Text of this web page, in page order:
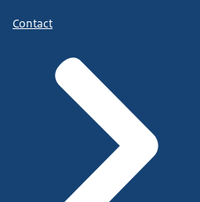
Contact